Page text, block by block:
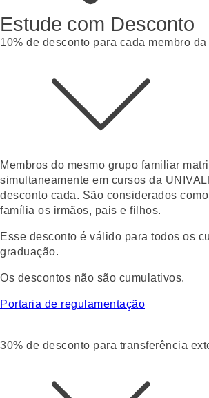
Estude com Desconto
10% de desconto para cada membro
Membros do mesmo grupo familiar
simultaneamente em cursos da
desconto cada. São considerados
família os irmãos, pais e filhos.
Esse desconto é válido para todos os
graduação.
Os descontos não são cumulativos.
Portaria de regulamentação
30% de desconto para transferência